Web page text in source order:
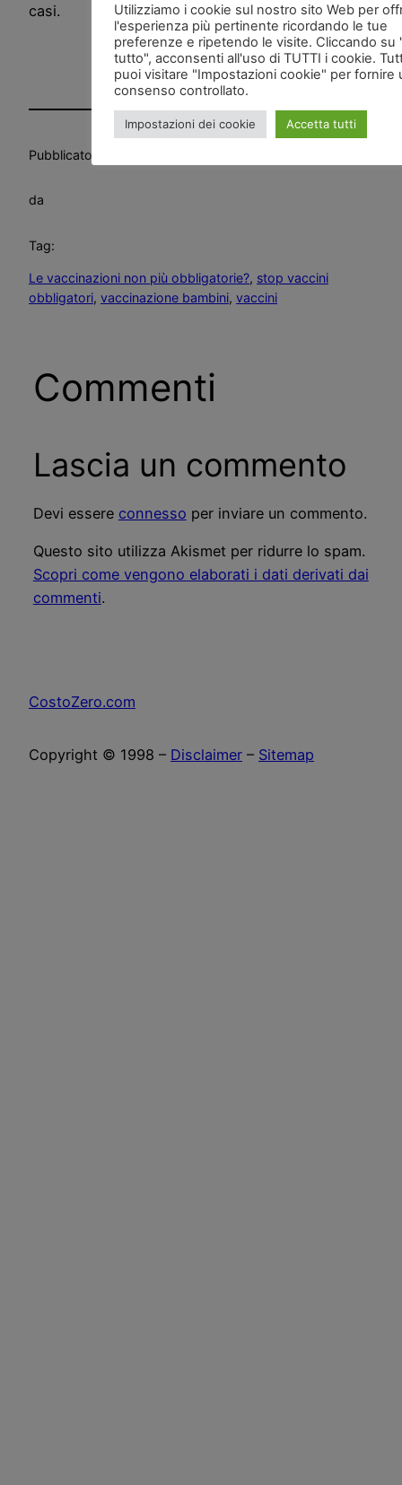
casi.
Pubblicato
da
Tag:
Le vaccinazioni non più obbligatorie?, stop vaccini
obbligatori, vaccinazione bambini, vaccini
Commenti
Lascia un commento
Devi essere connesso per inviare un commento.
Questo sito utilizza Akismet per ridurre lo spam.
Scopri come vengono elaborati i dati derivati dai
commenti.
CostoZero.com
Copyright © 1998 – Disclaimer – Sitemap
Utilizziamo i cookie sul nostro sito Web per
l'esperienza più pertinente ricordando le tue
preferenze e ripetendo le visite. Cliccando su
tutto", acconsenti all'uso di TUTTI i cookie.
puoi visitare "Impostazioni cookie" per fornire
consenso controllato.
Impostazioni dei cookie Accetta tutti